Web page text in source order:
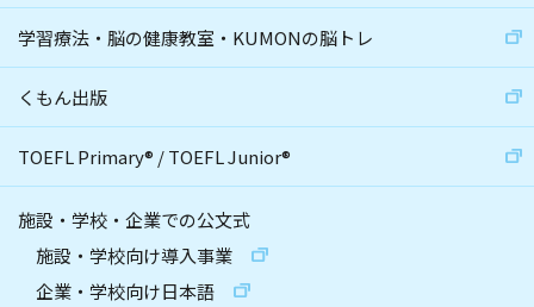
学習療法・脳の健康教室・KUMONの脳トレ
くもん出版
TOEFL Primary® /TOEFL Junior®
施設・学校・企業での公文式
施設・学校向け導入事業
企業・学校向け日本語